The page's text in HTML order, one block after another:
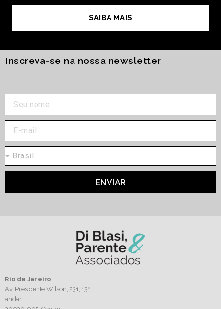
SAIBA MAIS
Inscreva-se na nossa newsletter
ENVIAR
Rio de Janeiro
Av. Presidente Wilson, 231, 13º
andar